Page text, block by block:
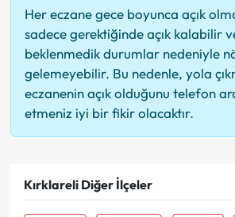
Her eczane gece boyunca açık
sadece gerektiğinde açık kalabilir
beklenmedik durumlar nedeniyle
gelemeyebilir. Bu nedenle, yola
eczanenin açık olduğunu telefon
etmeniz iyi bir fikir olacaktır.
Kırklareli Diğer İlçeler